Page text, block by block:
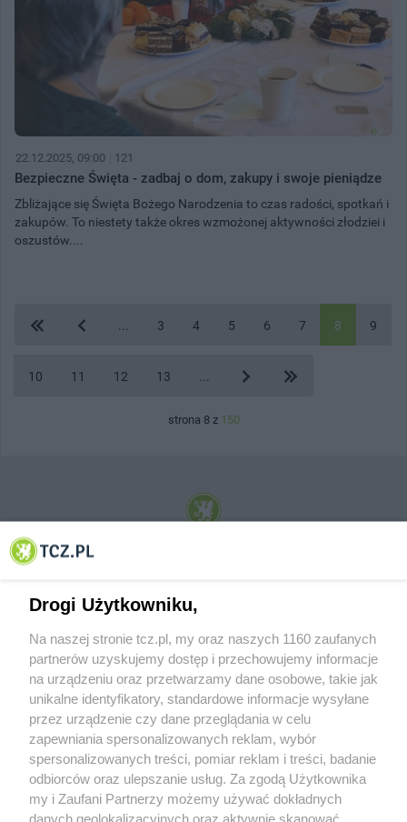
22.12.2025, 09:00 121
Bezpieczne Święta - zadbaj o dom, zakupy i swoje pieniądze
Zbliżające się Święta Bożego Narodzenia to czas radości, spotkań i
zakupów. To niestety także okres wzmożonej aktywności złodziei i
oszustów....
3 4 5 6 7 8 9
10 11 12 13
strona 8 z 150
© 2001-2026 Tczew - TCZ.PL Sp. z o.o. Internetowy Serwis Informacyjny Miasta
O FIRMIE POLITYKA PRYWATNOŚCI HOSTING
REKLAMA WSPÓŁPRACA RSS FACEBOOK KONTAKT
Nasze serwisy
Drogi Użytkowniku,
Na naszej stronie tcz.pl, my oraz naszych 1160 zaufanych
partnerów uzyskujemy dostęp i przechowujemy informacje
na urządzeniu oraz przetwarzamy dane osobowe, takie jak
unikalne identyfikatory, standardowe informacje wysyłane
przez urządzenie czy dane przeglądania w celu
zapewniania spersonalizowanych reklam, wybór
spersonalizowanych treści, pomiar reklam i treści, badanie
odbiorców oraz ulepszanie usług. Za zgodą Użytkownika
my i Zaufani Partnerzy możemy używać dokładnych
danych geolokalizacyjnych oraz aktywnie skanować